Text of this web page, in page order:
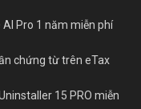
Pro 1 năm miễn phí
chứng từ trên eTax
15 PRO miễn